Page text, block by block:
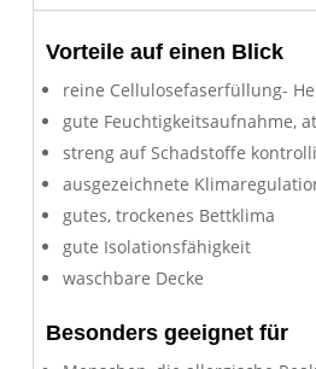
Vorteile auf einen Blick
reine Cellulosefaserfüllung-
gute Feuchtigkeitsaufnahme,
streng auf Schadstoffe
ausgezeichnete
gutes, trockenes Bettklima
gute Isolationsfähigkeit
waschbare Decke
Besonders geeignet für